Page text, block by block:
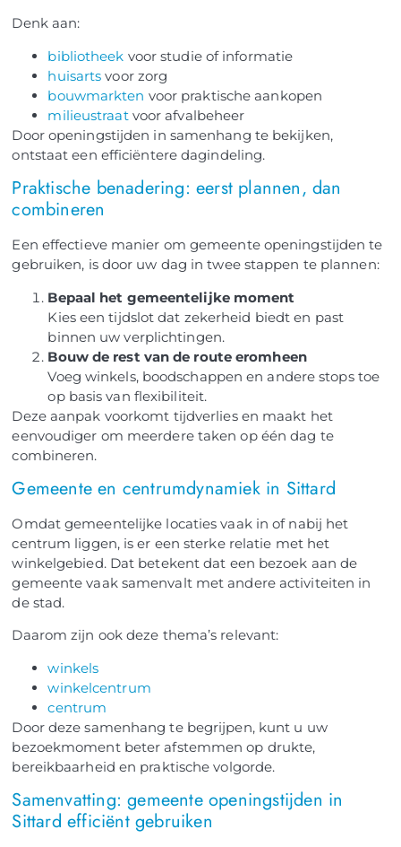
Denk aan:
bibliotheek voor studie of informatie
huisarts voor zorg
bouwmarkten voor praktische aankopen
milieustraatvoor afvalbeheer
Door openingstijden in samenhang te bekijken,
ontstaat een efficiëntere dagindeling.
Praktische benadering: eerst plannen, dan
combineren
Een effectieve manier om gemeente openingstijden te
gebruiken, is door uw dag in twee stappen te plannen:
Bepaal het gemeentelijke moment
Kies een tijdslot dat zekerheid biedt en past
binnen uw verplichtingen.
Bouw de rest van de route eromheen
Voeg winkels, boodschappen en andere stops toe
op basis van flexibiliteit.
Deze aanpak voorkomt tijdverlies en maakt het
eenvoudiger om meerdere taken op één dag te
combineren.
Gemeente en centrumdynamiek in Sittard
Omdat gemeentelijke locaties vaak in of nabij het
centrum liggen, is er een sterke relatie met het
winkelgebied. Dat betekent dat een bezoek aan de
gemeente vaak samenvalt met andere activiteiten in
de stad.
Daarom zijn ook deze thema’s relevant:
winkels
winkelcentrum
centrum
Door deze samenhang te begrijpen, kunt u uw
bezoekmoment beter afstemmen op drukte,
bereikbaarheid en praktische volgorde.
Samenvatting: gemeente openingstijden in
Sittard efficiënt gebruiken